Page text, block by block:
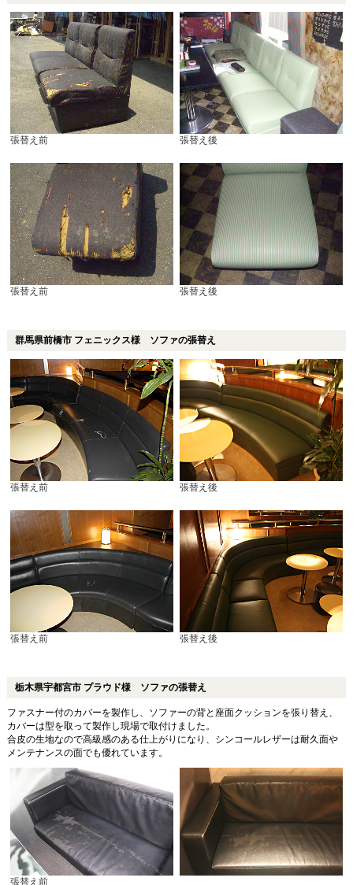
張替え前 張替え後
張替え前 張替え後
群馬県前橋市 フェニックス様 ソファの張替え
張替え前 張替え後
張替え前 張替え後
栃木県宇都宮市 プラウド様 ソファの張替え
ファスナー付のカバーを製作し、ソファーの背と座面クッションを張り替え、
カバーは型を取って製作し現場で取付けました。
合皮の生地なので高級感のある仕上がりになり、シンコールレザーは耐久面や
メンテナンスの面でも優れています。
張替え前